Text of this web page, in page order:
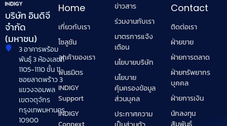
บริษัท อินดิจี
จำกัด
(มหาชน)
3 อาคารพร้อม
พันธุ์ 3 ห้องเลขที่
1105-1110 ชั้น 11
ซอยลาดพร้าว 3
แขวงจอมพล
เขตจตุจักร
กรุงเทพมหานคร
10900
Home
เกี่ยวกับเรา
โซลูชัน
ลูกค้าของเรา
พันธมิตร
INDIGY
Support
INDIGY
ข่าวสาร
ร่วมงานกับเรา
มาตรการแจ้ง
เตือน
นโยบายบริษัท
นโยบาย
คุ้มครองข้อมูล
ส่วนบุคล
ประกาศความ
Contact
ติดต่อเรา
ฝ่ายขาย
ฝ่ายการตลาด
ฝ่ายทรัพยากร
บุคคล
ฝ่ายการเงิน
นักลงทุน